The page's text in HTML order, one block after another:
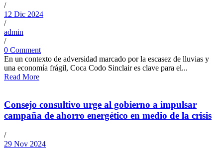
/
12 Dic 2024
/
admin
/
0 Comment
En un contexto de adversidad marcado por la escasez de lluvias y
una economía frágil, Coca Codo Sinclair es clave para el...
Read More
Consejo consultivo urge al gobierno a impulsar
campaña de ahorro energético en medio de la crisis
/
29 Nov 2024